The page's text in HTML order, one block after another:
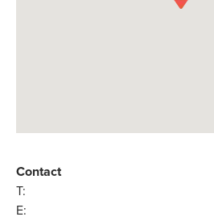
Contact
T:
E: